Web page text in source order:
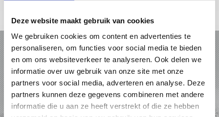
Deze website maakt gebruik van cookies
We gebruiken cookies om content en advertenties te
personaliseren, om functies voor social media te bieden
en om ons websiteverkeer te analyseren. Ook delen we
informatie over uw gebruik van onze site met onze
partners voor social media, adverteren en analyse. Deze
partners kunnen deze gegevens combineren met andere
informatie die u aan ze heeft verstrekt of die ze hebben
VAKANTIE IN VINSCHGAU
PAKKETTEN
ACCOMMODATIES